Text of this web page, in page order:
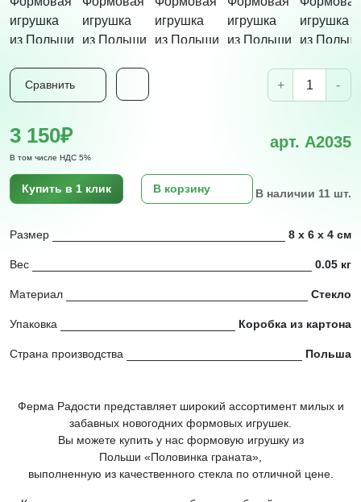
Сравнить + -
3 150₽
В том числе НДС 5%
арт. A2035
Купить в 1 клик В корзину В наличии 11 шт.
Размер 8 х 6 х 4 см
Вес 0.05 кг
Материал Стекло
Упаковка Коробка из картона
Страна производства Польша
Ферма Радости представляет широкий ассортимент милых и
забавных новогодних формовых игрушек.
Вы можете купить у нас формовую игрушку из
Польши «Половинка граната»,
выполненную из качественного стекла по отличной цене.